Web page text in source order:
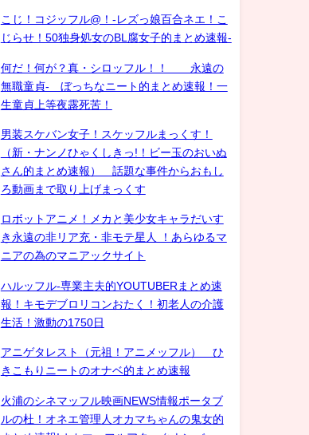
こじ！コジッフル@！-レズっ娘百合ネエ！こ
じらせ！50独身処女のBL腐女子的まとめ速報-
何だ！何が？真・シロッフル！！ 永遠の
無職童貞- ぼっちなニート的まとめ速報！一
生童貞上等夜露死苦！
男装スケバン女子！スケッフルまっくす！
（新・ナンノひゃくしきっ!！ビー玉のおいぬ
さん的まとめ速報） 話題な事件からおもし
ろ動画まで取り上げまっくす
ロボットアニメ！メカと美少女キャラだいす
き永遠の非リア充・非モテ星人 ！あらゆるマ
ニアの為のマニアックサイト
ハルッフル-専業主夫的YOUTUBERまとめ速
報！キモデブロリコンおたく！初老人の介護
生活！激動の1750日
アニゲタレスト（元祖！アニメッフル） ひ
きこもりニートのオナベ的まとめ速報
火浦のシネマッフル映画NEWS情報ポータブ
ルの杜！オネエ管理人オカマちゃんの鬼女的